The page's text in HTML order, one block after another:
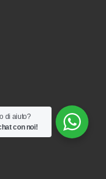
di aiuto?
con noi!